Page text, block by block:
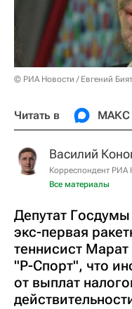
© РИА Новости / Евгений
Читать в МАКС
Василий
Корреспондент РИА
Все материалы
Депутат
экс-первая
теннисист
"Р-Спорт", что
от выплат